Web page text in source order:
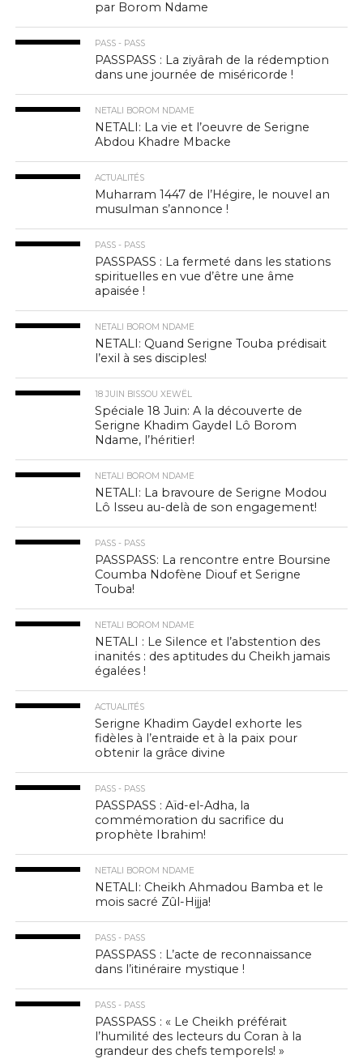
par Borom Ndame
PASS - PASS
PASSPASS : La ziyârah de la rédemption
dans une journée de miséricorde !
NETALI BOROM NDAME
NETALI: La vie et l’oeuvre de Serigne
Abdou Khadre Mbacke
ACTUALITÉS
Muharram 1447 de l’Hégire, le nouvel an
musulman s’annonce !
PASS - PASS
PASSPASS : La fermeté dans les stations
spirituelles en vue d’être une âme
apaisée !
NETALI BOROM NDAME
NETALI: Quand Serigne Touba prédisait
l’exil à ses disciples!
18 JUIN BISSOU XEWËL
Spéciale 18 Juin: A la découverte de
Serigne Khadim Gaydel Lô Borom
Ndame, l’héritier!
NETALI BOROM NDAME
NETALI: La bravoure de Serigne Modou
Lô Isseu au-delà de son engagement!
PASS - PASS
PASSPASS: La rencontre entre Boursine
Coumba Ndofène Diouf et Serigne
Touba!
NETALI BOROM NDAME
NETALI : Le Silence et l’abstention des
inanités : des aptitudes du Cheikh jamais
égalées !
ACTUALITÉS
Serigne Khadim Gaydel exhorte les
fidèles à l’entraide et à la paix pour
obtenir la grâce divine
PASS - PASS
PASSPASS : Aïd-el-Adha, la
commémoration du sacrifice du
prophète Ibrahim!
NETALI BOROM NDAME
NETALI: Cheikh Ahmadou Bamba et le
mois sacré Zûl-Hijja!
PASS - PASS
PASSPASS : L’acte de reconnaissance
dans l’itinéraire mystique !
PASS - PASS
PASSPASS : « Le Cheikh préférait
l’humilité des lecteurs du Coran à la
grandeur des chefs temporels! »